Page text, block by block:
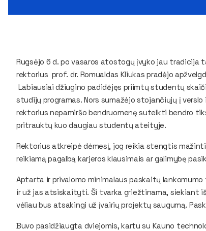
Rugsėjo 6 d. po vasaros atostogų įvyko jau tradicija
rektorius prof. dr. Romualdas Kliukas pradėjo
Labiausiai džiugino padidėjęs priimtų studentų
studijų programas. Nors sumažėjo stojančiųjų į
rektorius nepamiršo bendruomenę sutelkti bendro
pritrauktų kuo daugiau studentų ateityje.
Rektorius atkreipė dėmesį, jog reikia stengtis
reikiamą pagalbą karjeros klausimais ar galimybę
Aptarta ir privalomo minimalaus paskaitų
ir už jas atsiskaityti. Ši tvarka griežtinama, siekiant
vėliau bus atsakingi už įvairių projektų saugumą.
Buvo pasidžiaugta dviejomis, kartu su Kauno